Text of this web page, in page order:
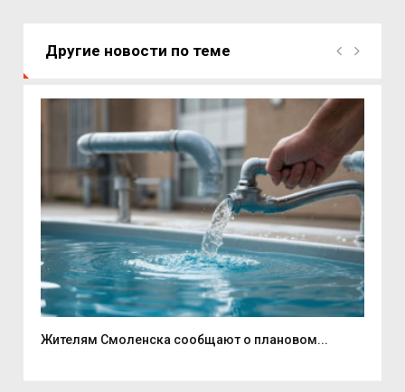
Другие новости по теме
Жителям Смоленска сообщают о плановом...